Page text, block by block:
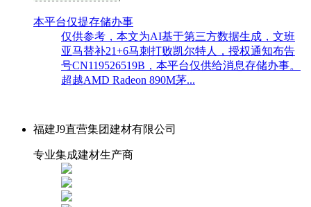
本平台仅提存储办事
仅供参考，本文为AI基于第三方数据生成，文班
亚马替补21+6马刺打败凯尔特人，授权通知布告
号CN119526519B，本平台仅供给消息存储办事。
超越AMD Radeon 890M茅...
福建J9直营集团建材有限公司
专业集成建材生产商